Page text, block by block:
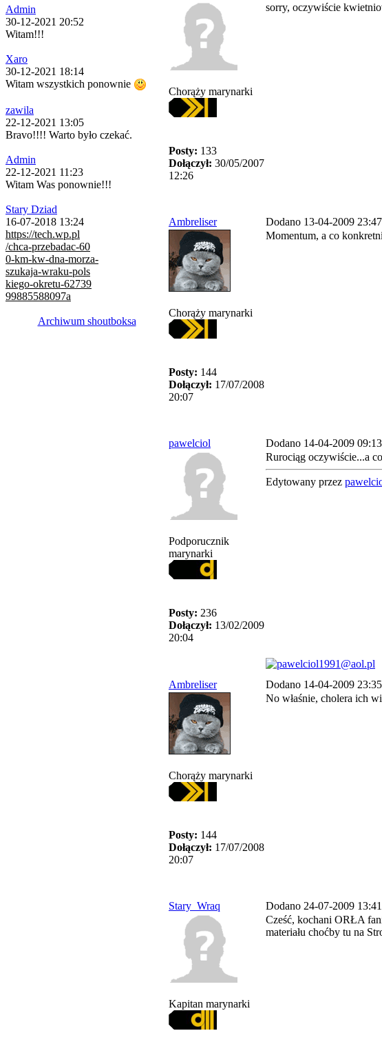
Admin
30-12-2021 20:52
Witam!!!
Xaro
30-12-2021 18:14
Witam wszystkich ponownie
zawila
22-12-2021 13:05
Bravo!!!! Warto było czekać.
Admin
22-12-2021 11:23
Witam Was ponownie!!!
Stary Dziad
16-07-2018 13:24
https://tech.wp.pl
/chca-przebadac-60
0-km-kw-dna-morza-
szukaja-wraku-pols
kiego-okretu-62739
99885588097a
Archiwum shoutboksa
Chorąży marynarki
Posty: 133
Dołączył: 30/05/2007
12:26
sorry, oczywiście
Ambreliser Dodano 13-04-2009 23:47
Chorąży marynarki
Posty: 144
Dołączył: 17/07/2008
20:07
Momentum, a co
pawelciol Dodano 14-04-2009 09:13
Podporucznik
marynarki
Posty: 236
Dołączył: 13/02/2009
20:04
Rurociąg oczywiście...a co
Edytowany przez
Ambreliser Dodano 14-04-2009 23:35
Chorąży marynarki
Posty: 144
Dołączył: 17/07/2008
20:07
No właśnie, cholera ich
Stary_Wraq Dodano 24-07-2009 13:41
Kapitan marynarki
Cześć, kochani ORŁA
materiału choćby tu na